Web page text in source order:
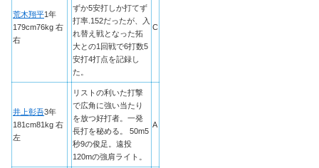
荒木翔平1年
179cm76kg 右
右
ずか5安打しか打てず
打率.152だったが、入
れ替え戦となった拓
大との1回戦で6打数5
安打4打点を記録し
た。
C
井上彰吾3年
181cm81kg 右
左
リストの利いた打撃
で広角に強い当たり
を放つ好打者。一発
長打を秘める。 50m5
秒9の俊足。遠投
120mの強肩ライト。
A